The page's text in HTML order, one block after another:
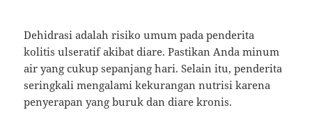
Dehidrasi adalah risiko umum pada penderita
kolitis ulseratif akibat diare. Pastikan Anda minum
air yang cukup sepanjang hari. Selain itu, penderita
seringkali mengalami kekurangan nutrisi karena
penyerapan yang buruk dan diare kronis.